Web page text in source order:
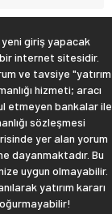
giriş yapacak
bir internet sitesidir.
ve tavsiye "yatırım
hizmeti; aracı
etmeyen bankalar ile
sözleşmesi
yer alan yorum
dayanmaktadır. Bu
uygun olmayabilir.
yatırım kararı